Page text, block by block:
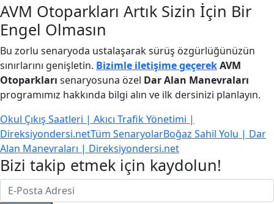
AVM Otoparkları Artık Sizin İçin Bir
Engel Olmasın
Bu zorlu senaryoda ustalaşarak sürüş özgürlüğünüzün
sınırlarını genişletin. Bizimle iletişime geçerekAVM
Otoparkları senaryosuna özel Dar Alan Manevraları
programımız hakkında bilgi alın ve ilk dersinizi planlayın.
Okul Çıkış Saatleri | Akıcı Trafik Yönetimi |
Direksiyondersi.netTüm SenaryolarBoğaz Sahil Yolu | Dar
Alan Manevraları | Direksiyondersi.net
Bizi takip etmek için kaydolun!